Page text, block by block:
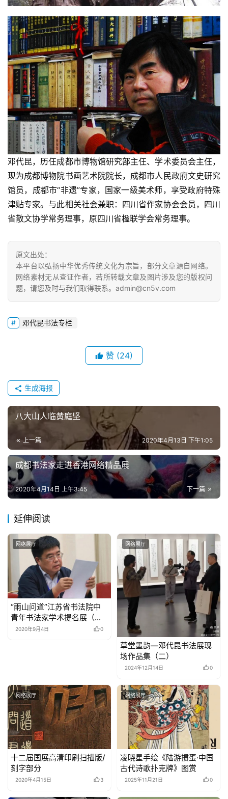
邓代昆，历仼成都市博物馆研究部主仼、学术委员会主仼，
现为成都博物院书画艺术院院长，成都市人民政府文史研究
馆员，成都市“非遗”专家，国家一级美术师，享受政府特殊
津贴专家。与此相关社会兼职：四川省作家协会会员，四川
省散文协学常务理事，原四川省楹联学会常务理事。
原文出处：
本平台以弘扬中华优秀传统文化为宗旨，部分文章源自网络。
网络素材无从查证作者，若所转载文章及图片涉及您的版权问
题，请您及时与我们取得联系。admin@cn5v.com
邓代昆书法专栏
赞 (24)
生成海报
八大山人临黄庭坚
上一篇 2020年4月13日 下午1:05
成都书法家走进香港网络精品展
下一篇
2020年4月14日 上午3:45
延伸阅读
网络展厅
“雨山问道”江苏省书法院中
青年书法家学术提名展（草
书篇）
2020年9月4日 0
网络展厅
草堂墨韵—邓代昆书法展现
场作品集（二）
2024年12月14日 0
网络展厅
十二届国展高清印刷扫描版/
刻字部分
2020年4月15日 3
网络展厅
凌晓星手绘《陆游掼蛋·中国
古代诗歌扑克牌》图赏
2025年11月21日 0